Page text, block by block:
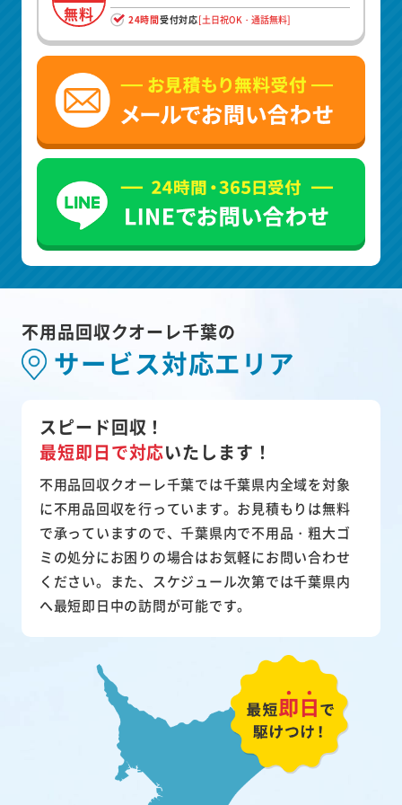
無料 24時間受付対応[土日祝OK・通話無料]
不用品回収クオーレ千葉の
サービス対応エリア
スピード回収！
最短即日で対応いたします！
不用品回収クオーレ千葉では千葉県内全域を対象
に不用品回収を行っています。お見積もりは無料
で承っていますので、千葉県内で不用品・粗大ゴ
ミの処分にお困りの場合はお気軽にお問い合わせ
ください。また、スケジュール次第では千葉県内
へ最短即日中の訪問が可能です。